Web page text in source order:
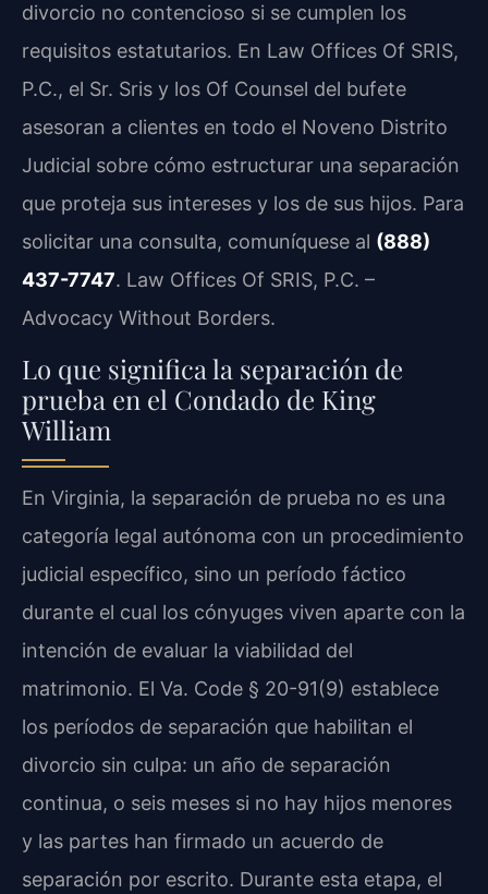
divorcio no contencioso si se cumplen los
requisitos estatutarios. En Law Offices Of SRIS,
P.C., el Sr. Sris y los Of Counsel del bufete
asesoran a clientes en todo el Noveno Distrito
Judicial sobre cómo estructurar una separación
que proteja sus intereses y los de sus hijos. Para
solicitar una consulta, comuníquese al (888)
437-7747. Law Offices Of SRIS, P.C. –
Advocacy Without Borders.
Lo que significa la separación de
prueba en el Condado de King
William
En Virginia, la separación de prueba no es una
categoría legal autónoma con un procedimiento
judicial específico, sino un período fáctico
durante el cual los cónyuges viven aparte con la
intención de evaluar la viabilidad del
matrimonio. El Va. Code § 20-91(9) establece
los períodos de separación que habilitan el
divorcio sin culpa: un año de separación
continua, o seis meses si no hay hijos menores
y las partes han firmado un acuerdo de
separación por escrito. Durante esta etapa, el